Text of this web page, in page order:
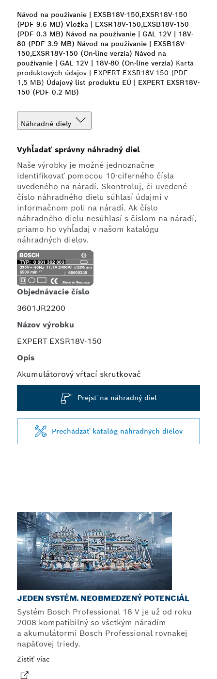
Návod na používanie | EXSB18V-150,EXSR18V-150
(PDF 9.6 MB) Vložka | EXSR18V-150,EXSB18V-150
(PDF 0.3 MB) Návod na používanie | GAL 12V | 18V-
80 (PDF 3.9 MB) Návod na používanie | EXSB18V-
150,EXSR18V-150 (On-line verzia) Návod na
používanie | GAL 12V | 18V-80 (On-line verzia) Karta
produktových údajov | EXPERT EXSR18V-150 (PDF
1,5 MB) Údajový list produktu EÚ | EXPERT EXSR18V-
150 (PDF 0.2 MB)
Náhradné diely
Vyhľadať správny náhradný diel
Naše výrobky je možné jednoznačne
identifikovať pomocou 10-ciferného čísla
uvedeného na náradí. Skontroluj, či uvedené
číslo náhradného dielu súhlasí údajmi v
informačnom poli na náradí. Ak číslo
náhradného dielu nesúhlasí s číslom na náradí,
priamo ho vyhľadaj v našom katalógu
náhradných dielov.
Objednávacie číslo
3601JR2200
Názov výrobku
EXPERT EXSR18V-150
Opis
Akumulátorový vŕtací skrutkovač
Prejsť na náhradný diel
Prechádzať katalóg náhradných dielov
JEDEN SYSTÉM. NEOBMEDZENÝ POTENCIÁL
Systém Bosch Professional 18 V je už od roku
2008 kompatibilný so všetkým náradím
a akumulátormi Bosch Professional rovnakej
napäťovej triedy.
Zistiť viac